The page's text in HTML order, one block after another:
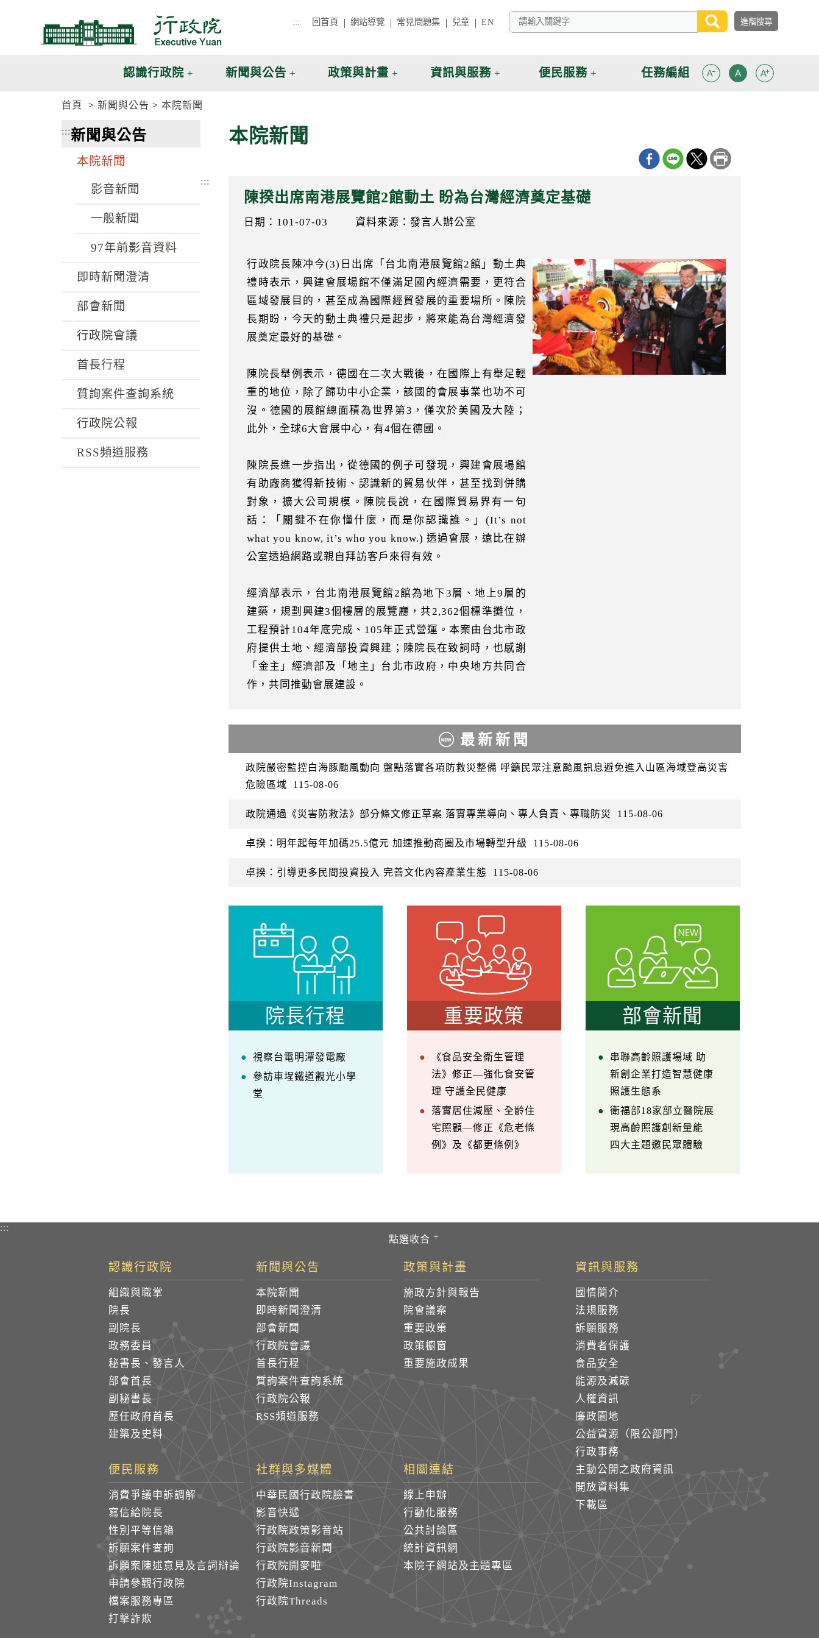
::: 回首頁 網站導覽 常見問題集 兒童 EN
認識行政院 新聞與公告 政策與計畫 資訊與服務 便民服務 任務編組
首頁 新聞與公告 本院新聞
:::新聞與公告
本院新聞
影音新聞
一般新聞
97年前影音資料
即時新聞澄清
部會新聞
行政院會議
首長行程
質詢案件查詢系統
行政院公報
RSS頻道服務
本院新聞
:::
陳揆出席南港展覽館2館動土 盼為台灣經濟奠定基礎
日期：101-07-03 資料來源：發言人辦公室
行政院長陳冲今(3)日出席「台北南港展覽館2館」動土典
禮時表示，興建會展場館不僅滿足國內經濟需要，更符合
區域發展目的，甚至成為國際經貿發展的重要場所。陳院
長期盼，今天的動土典禮只是起步，將來能為台灣經濟發
展奠定最好的基礎。
陳院長舉例表示，德國在二次大戰後，在國際上有舉足輕
重的地位，除了歸功中小企業，該國的會展事業也功不可
沒。德國的展館總面積為世界第3，僅次於美國及大陸；
此外，全球6大會展中心，有4個在德國。
陳院長進一步指出，從德國的例子可發現，興建會展場館
有助廠商獲得新技術、認識新的貿易伙伴，甚至找到併購
對象，擴大公司規模。陳院長說，在國際貿易界有一句
話：「關鍵不在你懂什麼，而是你認識誰。」(It’s not
what you know, it’s who you know.) 透過會展，遠比在辦
公室透過網路或親自拜訪客戶來得有效。
經濟部表示，台北南港展覽館2館為地下3層、地上9層的
建築，規劃興建3個樓層的展覽廳，共2,362個標準攤位，
工程預計104年底完成、105年正式營運。本案由台北市政
府提供土地、經濟部投資興建；陳院長在致詞時，也感謝
「金主」經濟部及「地主」台北市政府，中央地方共同合
作，共同推動會展建設。
最新新聞
政院嚴密監控白海豚颱風動向 盤點落實各項防救災整備 呼籲民眾注意颱風訊息避免進入山區海域登高災害
危險區域
115-08-06
政院通過《災害防救法》部分條文修正草案 落實專業導向、專人負責、專職防災 115-08-06
卓揆：明年起每年加碼25.5億元 加速推動商圈及市場轉型升級 115-08-06
卓揆：引導更多民間投資投入 完善文化內容產業生態 115-08-06
院長行程
視察台電明潭發電廠
參訪車埕鐵道觀光小學
堂
重要政策
《食品安全衛生管理
法》修正—強化食安管
理 守護全民健康
落實居住減壓、全齡住
宅照顧—修正《危老條
例》及《都更條例》
部會新聞
串聯高齡照護場域 助
新創企業打造智慧健康
照護生態系
衛福部18家部立醫院展
現高齡照護創新量能
四大主題邀民眾體驗
:::
認識行政院
組織與職掌
院長
副院長
政務委員
秘書長、發言人
部會首長
副秘書長
歷任政府首長
建築及史料
新聞與公告
本院新聞
即時新聞澄清
部會新聞
行政院會議
首長行程
質詢案件查詢系統
行政院公報
RSS頻道服務
政策與計畫
施政方針與報告
院會議案
重要政策
政策櫥窗
重要施政成果
資訊與服務
國情簡介
法規服務
訴願服務
消費者保護
食品安全
能源及減碳
人權資訊
廉政園地
公益資源（限公部門）
行政事務
主動公開之政府資訊
開放資料集
下載區
便民服務
消費爭議申訴調解
寫信給院長
性別平等信箱
訴願案件查詢
訴願案陳述意見及言詞辯論
申請參觀行政院
檔案服務專區
打擊詐欺
社群與多媒體
中華民國行政院臉書
影音快遞
行政院政策影音站
行政院影音新聞
行政院開麥啦
行政院Instagram
行政院Threads
相關連結
線上申辦
行動化服務
公共討論區
統計資訊網
本院子網站及主題專區